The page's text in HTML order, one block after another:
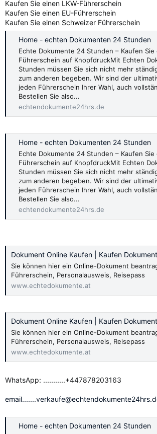
Kaufen Sie einen LKW-Führerschein
Kaufen Sie einen EU-Führerschein
Kaufen Sie einen Schweizer Führerschein
Home - echten Dokumenten 24 Stunden
Echte Dokumente 24 Stunden – Kaufen
Führerschein auf KnopfdruckMit Echten
Stunden müssen Sie sich nicht mehr
zum anderen begeben. Wir sind der
jeden Führerschein Ihrer Wahl, auch
Bestellen Sie also...
echtendokumente24hrs.de
Home - echten Dokumenten 24 Stunden
Echte Dokumente 24 Stunden – Kaufen
Führerschein auf KnopfdruckMit Echten
Stunden müssen Sie sich nicht mehr
zum anderen begeben. Wir sind der
jeden Führerschein Ihrer Wahl, auch
Bestellen Sie also...
echtendokumente24hrs.de
Dokument Online Kaufen | Kaufen
Sie können hier ein Online-Dokument
Führerschein, Personalausweis, Reisepass
www.echtedokumente.at
Dokument Online Kaufen | Kaufen
Sie können hier ein Online-Dokument
Führerschein, Personalausweis, Reisepass
www.echtedokumente.at
WhatsApp: ...........+447878203163
Home - echten Dokumenten 24 Stunden